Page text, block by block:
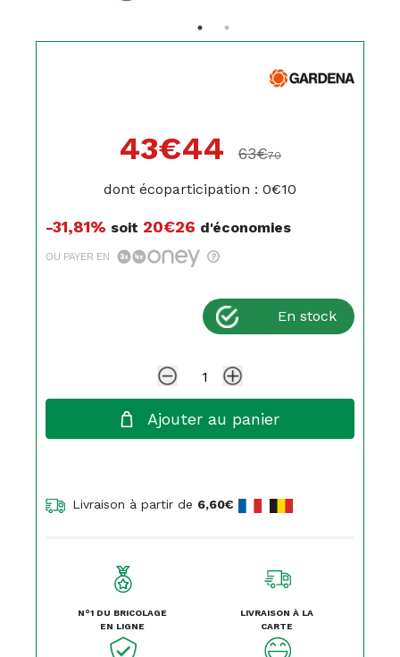
43€44 63€70
dont écoparticipation : 0€10
-31,81% soit 20€26 d'économies
OU PAYER EN
En stock
Ajouter au panier
Livraison à partir de 6,60€
N°1 DU BRICOLAGE
EN LIGNE
LIVRAISON À LA
CARTE